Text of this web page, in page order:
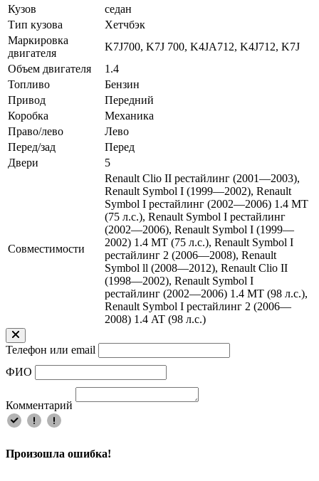
Кузов
седан
Тип кузова
Хетчбэк
Маркировка
двигателя
K7J700, K7J 700, K4JA712, K4J712, K7J
Объем двигателя
1.4
Топливо
Бензин
Привод
Передний
Коробка
Механика
Право/лево
Лево
Перед/зад
Перед
Двери
5
Совместимости
Renault Clio II рестайлинг (2001—2003),
Renault Symbol I (1999—2002), Renault
Symbol I рестайлинг (2002—2006) 1.4 MT
(75 л.с.), Renault Symbol I рестайлинг
(2002—2006), Renault Symbol I (1999—
2002) 1.4 MT (75 л.с.), Renault Symbol I
рестайлинг 2 (2006—2008), Renault
Symbol ll (2008—2012), Renault Clio II
(1998—2002), Renault Symbol I
рестайлинг (2002—2006) 1.4 MT (98 л.с.),
Renault Symbol I рестайлинг 2 (2006—
2008) 1.4 AT (98 л.с.)
Телефон или email
ФИО
Комментарий
Произошла ошибка!